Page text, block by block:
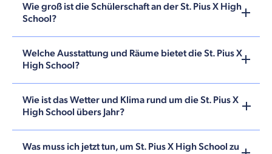
Wie groß ist die Schülerschaft an der St. Pius X High
School?
Welche Ausstattung und Räume bietet die St. Pius X
High School?
Wie ist das Wetter und Klima rund um die St. Pius X
High School übers Jahr?
Was muss ich jetzt tun, um St. Pius X High School zu